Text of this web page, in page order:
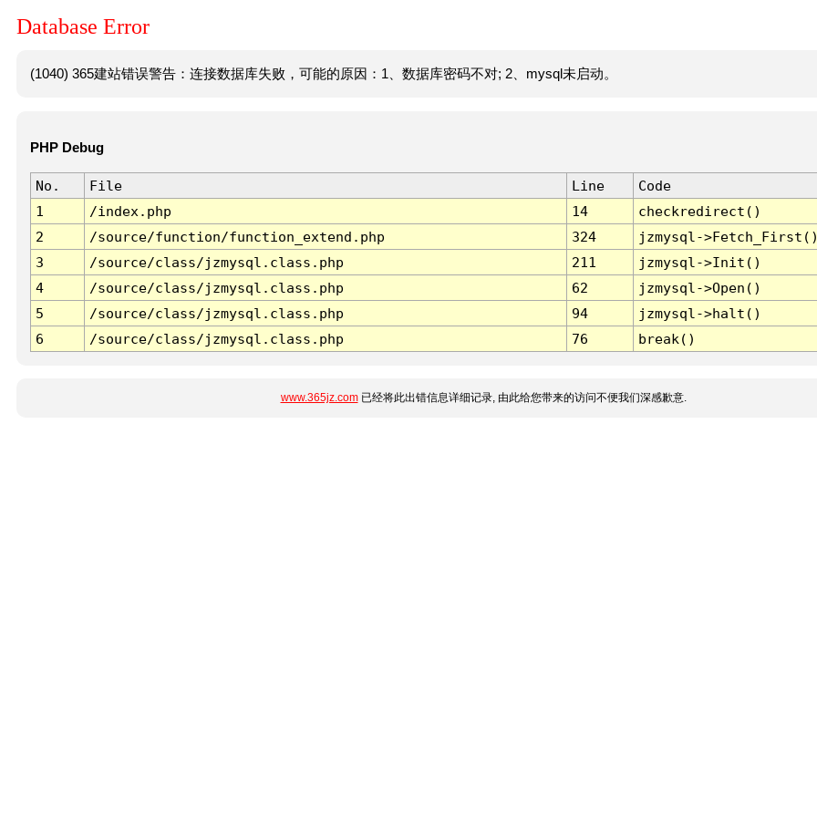
Database Error
(1040) 365建站错误警告：连接数据库失败，可能的原因：1、数据库密码不对; 2、mysql未启动。
PHP Debug
No. File Line
Code
1
/index.php 14
checkredirect()
2
/source/function/function_extend.php 324
jzmysql-
3
/source/class/jzmysql.class.php 211
jzmysql->Init()
4
/source/class/jzmysql.class.php 62
jzmysql->Open()
5
/source/class/jzmysql.class.php 94
jzmysql->halt()
6
/source/class/jzmysql.class.php 76 break()
www.365jz.com已经将此出错信息详细记录, 由此给您带来的访问不便我们深感歉意.